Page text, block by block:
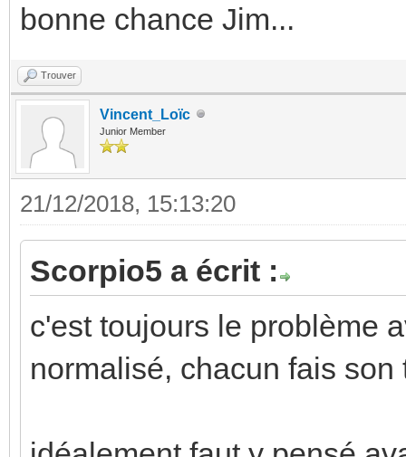
bonne chance Jim...
Trouver
Vincent_Loïc
Junior Member
21/12/2018, 15:13:20
Scorpio5 a écrit :
c'est toujours le problème
normalisé, chacun fais son